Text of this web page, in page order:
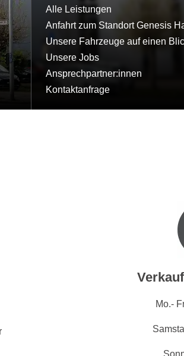
Alle Leistungen
Anfahrt zum Standort Genesis
Unsere Fahrzeuge auf einen
Unsere Jobs
Ansprechpartner:innen
Kontaktanfrage
Mo.-